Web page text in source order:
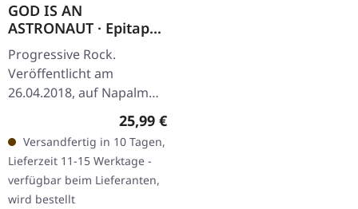
GOD IS AN
ASTRONAUT · Epitaph
| BLACK LP
Progressive Rock.
Veröffentlicht am
26.04.2018, auf Napalm
Records. Schwarzes Vinyl
im Gatefold-Cover. 180g-
Vinyl. God Is An Astronaut
überraschen…
Regulärer Preis:
25,99 €
Versandfertig in 10 Tagen,
Lieferzeit 11-15 Werktage -
verfügbar beim Lieferanten,
wird bestellt